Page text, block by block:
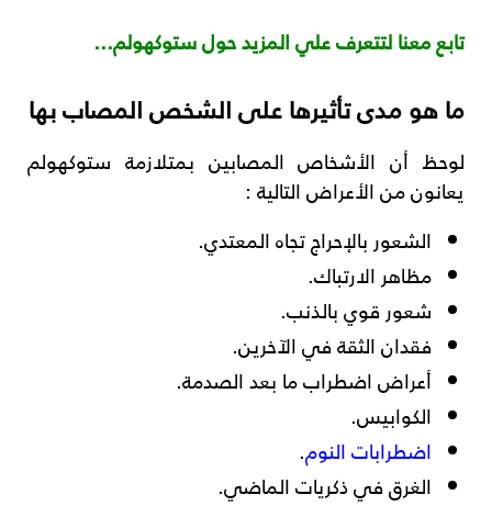
تابع معنا لتتعرف علي المزيد حول ستوكهولم…
ما هو مدى تأثيرها على الشخص المصاب بها
لوحظ أن الأشخاص المصابين بمتلازمة ستوكهولم
يعانون من الأعراض التالية :
الشعور بالإحراج تجاه المعتدي.
مظاهر الارتباك.
شعور قوي بالذنب.
فقدان الثقة في الآخرين.
أعراض اضطراب ما بعد الصدمة.
الكوابيس.
اضطرابات النوم.
الغرق في ذكريات الماضي.